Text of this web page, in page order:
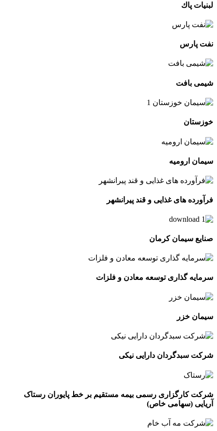
لبنيات پاك
نفت پارس
شیمی بافت
خوزستان
سیمان ارومیه
فرآورده های غذایی و قند پیرانشهر
صنایع سیمان کرمان
سرمایه گذاری توسعه معادن و فلزات
سیمان خزر
شرکت سبدگردان دارایی نیکی
شرکت کارگزاری رسمی بیمه مستقیم بر خط پایوران رستاک
آریایی (سهامی خاص)